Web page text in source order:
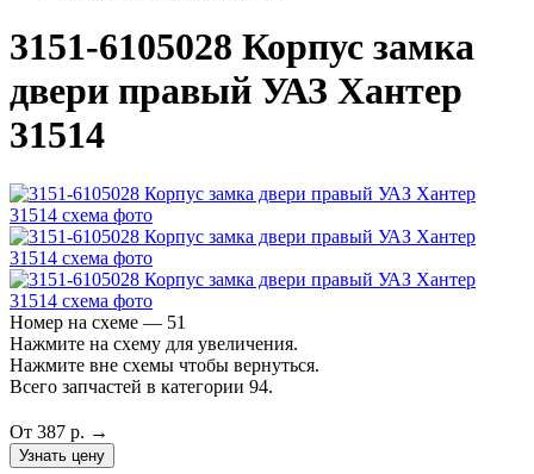
3151-6105028 Корпус замка
двери правый УАЗ Хантер
31514
Номер на схеме — 51
Нажмите на схему для увеличения.
Нажмите вне схемы чтобы вернуться.
Всего запчастей в категории 94.
От 387 р. →
Узнать цену